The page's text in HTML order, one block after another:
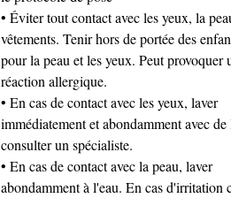
• Éviter tout contact avec les yeux, la
vêtements. Tenir hors de portée des
pour la peau et les yeux. Peut provoquer
réaction allergique.
• En cas de contact avec les yeux, laver
immédiatement et abondamment avec de
consulter un spécialiste.
• En cas de contact avec la peau, laver
abondamment à l'eau. En cas d'irritation